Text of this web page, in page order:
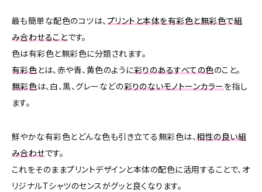
最も簡単な配色のコツは、 プリントと本体を有彩色と無彩色で組
み合わせることです。
色は有彩色と無彩色に分類されます。
有彩色とは、赤や青、黄色のように彩りのあるすべての色のこと。
無彩色は、白、黒、グレーなどの彩りのないモノトーンカラーを指し
ます。
鮮やかな有彩色とどんな色も引き立てる無彩色は、相性の良い組
み合わせです。
これをそのままプリントデザインと本体の配色に活用することで、オ
リジナルTシャツのセンスがグッと良くなります。